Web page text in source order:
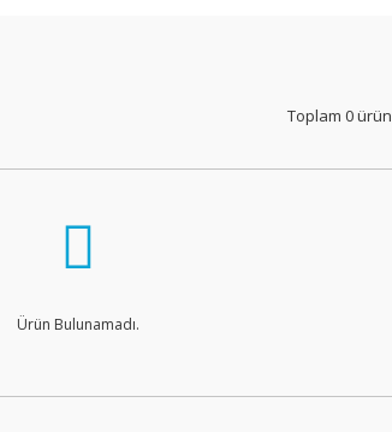
Toplam 0 ürün
Ürün Bulunamadı.